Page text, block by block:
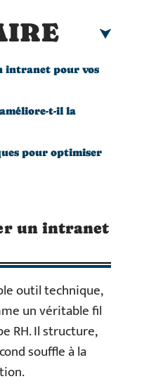
intranet pour vos
t-il la
pour optimiser
un intranet
outil technique,
un véritable fil
RH. Il structure,
souffle à la